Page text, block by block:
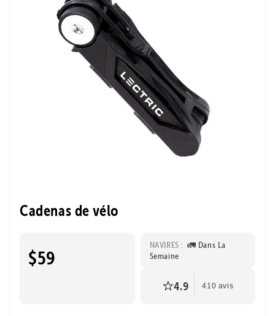
Cadenas de vélo
$59
NAVIRES : 🚛 Dans La
Semaine
4.9 410 avis